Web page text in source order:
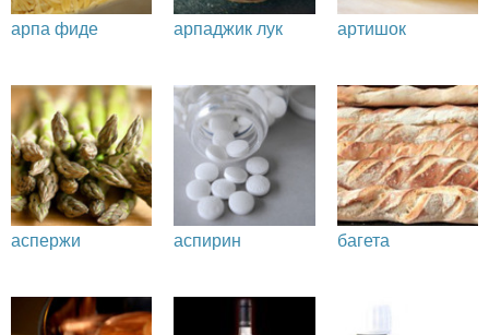
арпа фиде арпаджик лук артишок
аспержи аспирин багета